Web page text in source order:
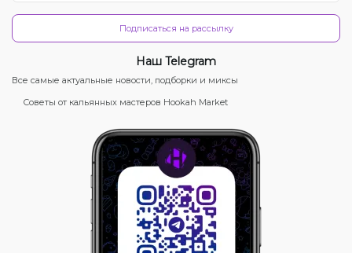
Подписаться на рассылку
Наш Telegram
Все самые актуальные новости, подборки и миксы
Советы от кальянных мастеров Hookah Market